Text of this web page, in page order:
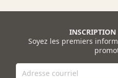
INSCRIPTION
Soyez les premiers